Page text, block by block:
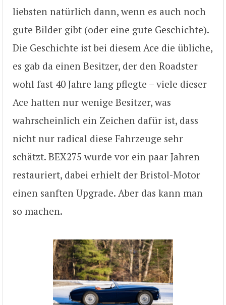
liebsten natürlich dann, wenn es auch noch
gute Bilder gibt (oder eine gute Geschichte).
Die Geschichte ist bei diesem Ace die übliche,
es gab da einen Besitzer, der den Roadster
wohl fast 40 Jahre lang pflegte – viele dieser
Ace hatten nur wenige Besitzer, was
wahrscheinlich ein Zeichen dafür ist, dass
nicht nur radical diese Fahrzeuge sehr
schätzt. BEX275 wurde vor ein paar Jahren
restauriert, dabei erhielt der Bristol-Motor
einen sanften Upgrade. Aber das kann man
so machen.